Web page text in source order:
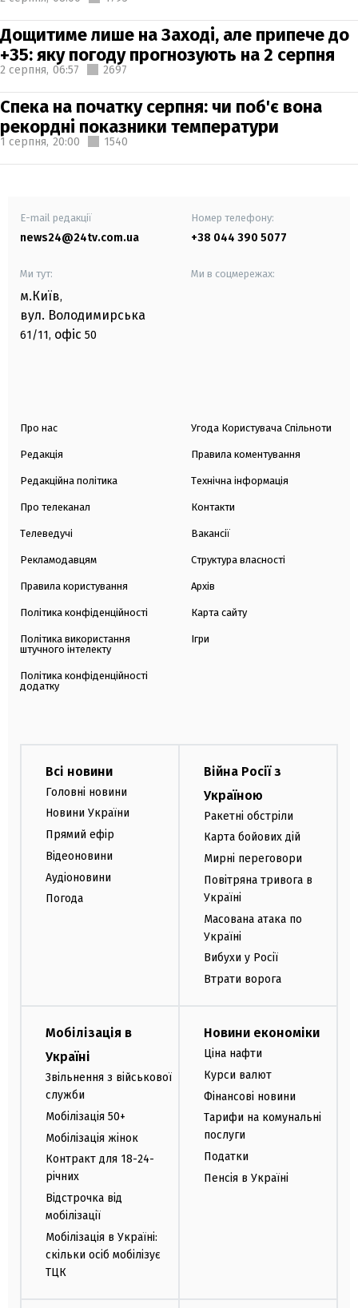
Дощитиме лише на Заході, але припече до
+35: яку погоду прогнозують на 2 серпня
2 серпня, 06:57 2697
Спека на початку серпня: чи поб'є вона
рекордні показники температури
1 серпня, 20:00 1540
E-mail редакції
news24@24tv.com.ua
Номер телефону:
+38 044 390 5077
Ми тут:
м.Київ,
вул. Володимирська
61/11, офіс 50
Ми в соцмережах:
Про нас
Редакція
Редакційна політика
Про телеканал
Телеведучі
Рекламодавцям
Правила користування
Політика конфіденційності
Політика використання
штучного інтелекту
Політика конфіденційності
додатку
Угода Користувача Спільноти
Правила коментування
Технічна інформація
Контакти
Вакансії
Структура власності
Архів
Карта сайту
Ігри
Всі новини
Головні новини
Новини України
Прямий ефір
Відеоновини
Аудіоновини
Погода
Війна Росії з
Україною
Ракетні обстріли
Карта бойових дій
Мирні переговори
Повітряна тривога в
Україні
Масована атака по
Україні
Вибухи у Росії
Втрати ворога
Мобілізація в
Україні
Звільнення з військової
служби
Мобілізація 50+
Мобілізація жінок
Контракт для 18-24-
річних
Відстрочка від
мобілізації
Мобілізація в Україні:
скільки осіб мобілізує
ТЦК
Новини економіки
Ціна нафти
Курси валют
Фінансові новини
Тарифи на комунальні
послуги
Податки
Пенсія в Україні